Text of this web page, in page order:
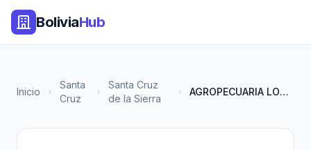
BoliviaHub
Inicio
Santa
Cruz
Santa Cruz
de la Sierra
AGROPECUARIA LOS AZAHARES S.R....